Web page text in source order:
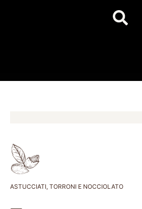
ASTUCCIATI, TORRONI E NOCCIOLATO